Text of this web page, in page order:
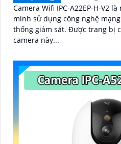
Camera Wifi IPC-A22EP-H-V2
minh sử dụng công nghệ
thống giám sát. Được trang bị các tính năng tiên tiến,
camera này...